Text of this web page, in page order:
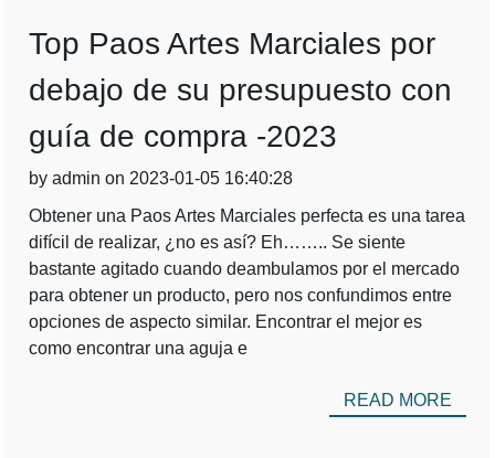
Top Paos Artes Marciales por
debajo de su presupuesto con
guía de compra -2023
by admin on 2023-01-05 16:40:28
Obtener una Paos Artes Marciales perfecta es una tarea
difícil de realizar, ¿no es así? Eh…….. Se siente
bastante agitado cuando deambulamos por el mercado
para obtener un producto, pero nos confundimos entre
opciones de aspecto similar. Encontrar el mejor es
como encontrar una aguja e
READ MORE